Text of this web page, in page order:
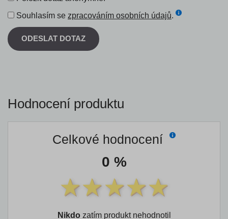
Souhlasím se zpracováním osobních údajů.
ODESLAT DOTAZ
Hodnocení produktu
Celkové hodnocení
0 %
Nikdo zatím produkt nehodnotil